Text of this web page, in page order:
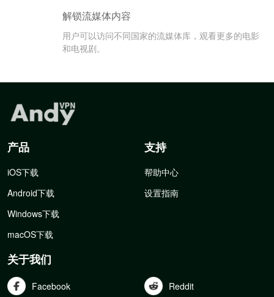
解锁流媒体内容
用户可以访问不同国家的流媒体库，观看更多的电影
和电视剧。
产品
iOS下载
Android下载
Windows下载
macOS下载
支持
帮助中心
设置指南
关于我们
Facebook Reddit